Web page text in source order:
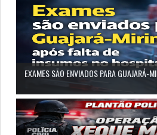
EXAMES SÃO ENVIADOS PARA GUAJARÁ-MI...